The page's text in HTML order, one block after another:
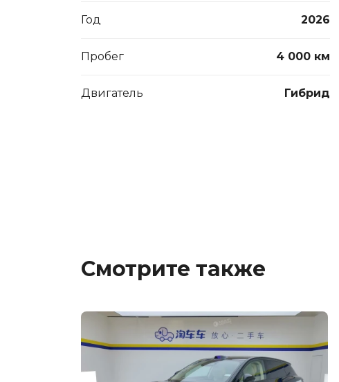
Год 2026
Пробег 4 000 км
Двигатель Гибрид
Смотрите также